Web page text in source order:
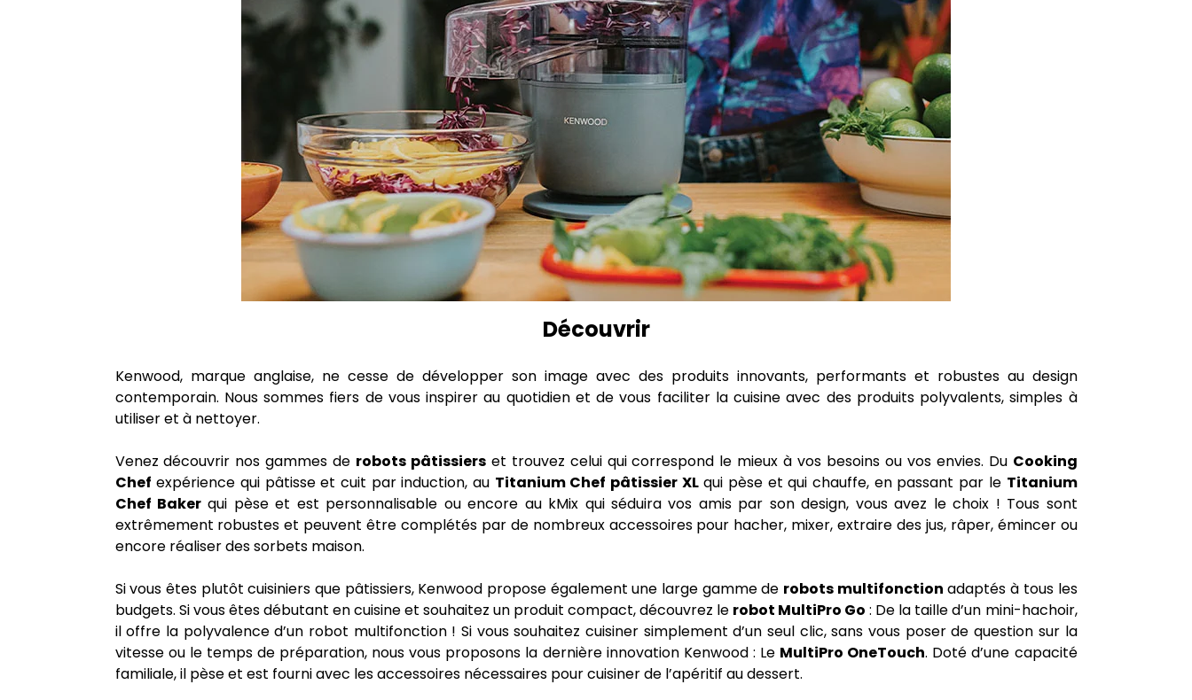
Découvrir
Kenwood, marque anglaise, ne cesse de développer son image avec des produits innovants, performants et robustes au design
contemporain. Nous sommes fiers de vous inspirer au quotidien et de vous faciliter la cuisine avec des produits polyvalents, simples à
utiliser et à nettoyer.
Venez découvrir nos gammes de robots pâtissierset trouvez celui qui correspond le mieux à vos besoins ou vos envies. Du Cooking
Chef expérience qui pâtisse et cuit par induction, au Titanium Chef pâtissier XLqui pèse et qui chauffe, en passant par le Titanium
Chef Bakerqui pèse et est personnalisable ou encore au kMix qui séduira vos amis par son design, vous avez le choix ! Tous sont
extrêmement robustes et peuvent être complétés par de nombreux accessoires pour hacher, mixer, extraire des jus, râper, émincer ou
encore réaliser des sorbets maison.
Si vous êtes plutôt cuisiniers que pâtissiers, Kenwood propose également une large gamme de robots multifonction adaptés à tous les
budgets. Si vous êtes débutant en cuisine et souhaitez un produit compact, découvrez le robot MultiPro Go : De la taille d’un mini-hachoir,
il offre la polyvalence d’un robot multifonction ! Si vous souhaitez cuisiner simplement d’un seul clic, sans vous poser de question sur la
vitesse ou le temps de préparation, nous vous proposons la dernière innovation Kenwood : Le MultiPro OneTouch. Doté d’une capacité
familiale, il pèse et est fourni avec les accessoires nécessaires pour cuisiner de l’apéritif au dessert.